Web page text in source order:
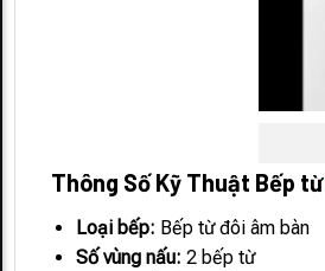
Thông Số Kỹ Thuật Bếp từ
Loại bếp: Bếp từ đôi âm bàn
Số vùng nấu: 2 bếp từ